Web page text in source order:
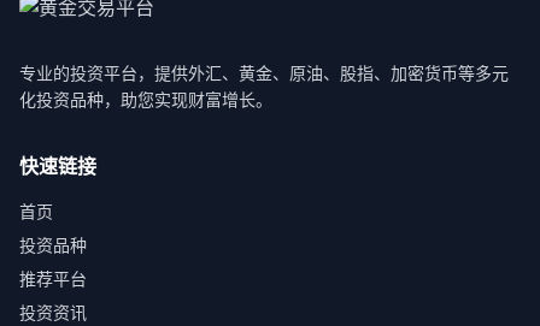
专业的投资平台，提供外汇、黄金、原油、股指、加密货币等多元
化投资品种，助您实现财富增长。
快速链接
首页
投资品种
推荐平台
投资资讯